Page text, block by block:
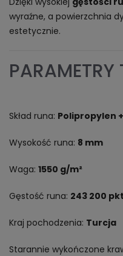
wyraźne, a powierzchnia
estetycznie.
PARAMETRY
Skład runa: Polipropylen
Wysokość runa: 8 mm
Waga: 1550 g/m²
Gęstość runa: 243 200
Kraj pochodzenia: Turcja
Starannie wykończone